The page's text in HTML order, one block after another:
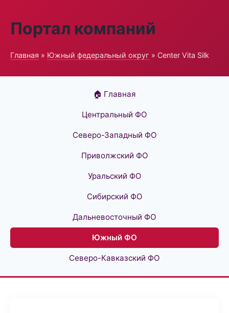
Портал компаний
Главная » Южный федеральный округ » Center Vita Silk
🏠 Главная
Центральный ФО
Северо-Западный ФО
Приволжский ФО
Уральский ФО
Сибирский ФО
Дальневосточный ФО
Южный ФО
Северо-Кавказский ФО